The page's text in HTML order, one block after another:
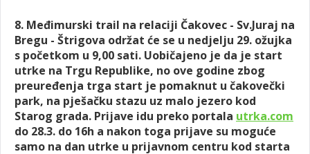
8. Međimurski trail na relaciji Čakovec - Sv.Juraj na
Bregu - Štrigova održat će se u nedjelju 29. ožujka
s početkom u 9,00 sati. Uobičajeno je da je start
utrke na Trgu Republike, no ove godine zbog
preuređenja trga start je pomaknut u čakovečki
park, na pješačku stazu uz malo jezero kod
Starog grada. Prijave idu preko portala utrka.com
do 28.3. do 16h a nakon toga prijave su moguće
samo na dan utrke u prijavnom centru kod starta